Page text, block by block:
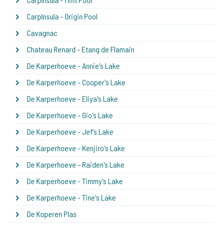
CarpInsula - Origin Pool
Cavagnac
Chateau Renard - Etang de Flamain
De Karperhoeve - Annie's Lake
De Karperhoeve - Cooper's Lake
De Karperhoeve - Eliya's Lake
De Karperhoeve - Gio's Lake
De Karperhoeve - Jef's Lake
De Karperhoeve - Kenjiro's Lake
De Karperhoeve - Raiden's Lake
De Karperhoeve - Timmy's Lake
De Karperhoeve - Tine's Lake
De Koperen Plas